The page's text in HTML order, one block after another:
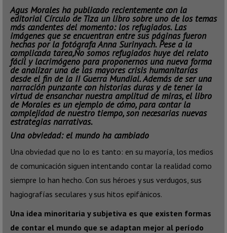
Agus Morales ha publicado recientemente con la
editorial Círculo de Tiza un libro sobre uno de los temas
más candentes del momento: los refugiados. Las
imágenes que se encuentran entre sus páginas fueron
hechas por la fotógrafa Anna Surinyach. Pese a la
complicada tarea,No somos refugiadoshuye del relato
fácil y lacrimógeno para proponernos una nueva forma
de analizar una de las mayores crisis humanitarias
desde el fin de la II Guerra Mundial. Además de ser una
narración punzante con historias duras y de tener la
virtud de ensanchar nuestra amplitud de miras, el libro
de Morales es un ejemplo de cómo, para contar la
complejidad de nuestro tiempo, son necesarias nuevas
estrategias narrativas.
Una obviedad: el mundo ha cambiado
Una obviedad que no lo es tanto: en su mayoría, los medios
de comunicación siguen intentando contar la realidad como
siempre lo han hecho. Con sus héroes y sus verdugos, sus
hagiografías seculares y sus hitos epifánicos.
Una idea minoritaria y subjetiva es que existen formas
de contar el mundo que se adaptan mejor al período